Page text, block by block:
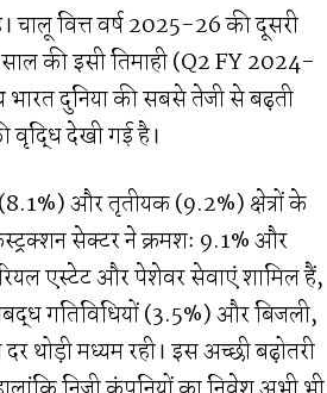
चालू वित्त वर्ष 2025-26 की दूसरी
की इसी तिमाही (Q2 FY 2024-
दुनिया की सबसे तेजी से बढ़ती
वृद्धि देखी गई है।
और तृतीयक (9.2%) क्षेत्रों के
सेक्टर ने क्रमशः 9.1% और
रियल एस्टेट और पेशेवर सेवाएं शामिल हैं,
गतिविधियों (3.5%) और बिजली,
मध्यम रही। इस अच्छी बढ़ोतरी